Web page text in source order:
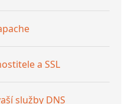
a SSL
služby DNS